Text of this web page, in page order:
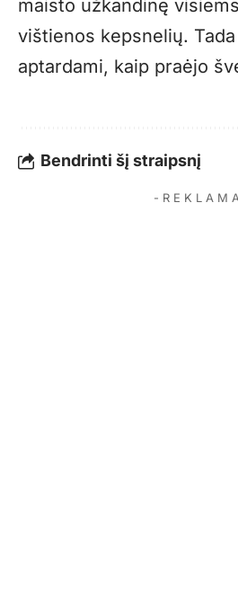
maisto užkandinę
vištienos kepsnelių.
aptardami, kaip praėjo
Bendrinti šį straipsnį
- R E K L A M